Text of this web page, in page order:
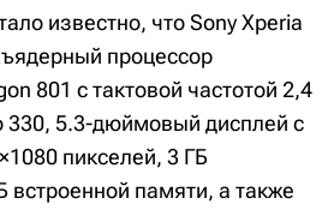
известно, что Sony Xperia
процессор
801 с тактовой частотой 2,4
330, 5.3-дюймовый дисплей с
пикселей, 3 ГБ
встроенной памяти, а также